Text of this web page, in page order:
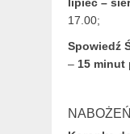
17.00;
Spowiedź
– 15 minut